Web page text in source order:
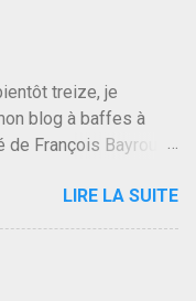
treize, je
blog à baffes à
François Bayrou. Il
des couples mais
dans lesquels on
de son électorat
LIRE LA SUITE